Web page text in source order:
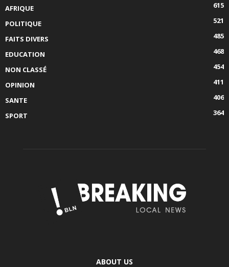
AFRIQUE
615
POLITIQUE
521
FAITS DIVERS
485
EDUCATION
468
NON CLASSÉ
454
OPINION
411
SANTE
406
SPORT
364
ABOUT US